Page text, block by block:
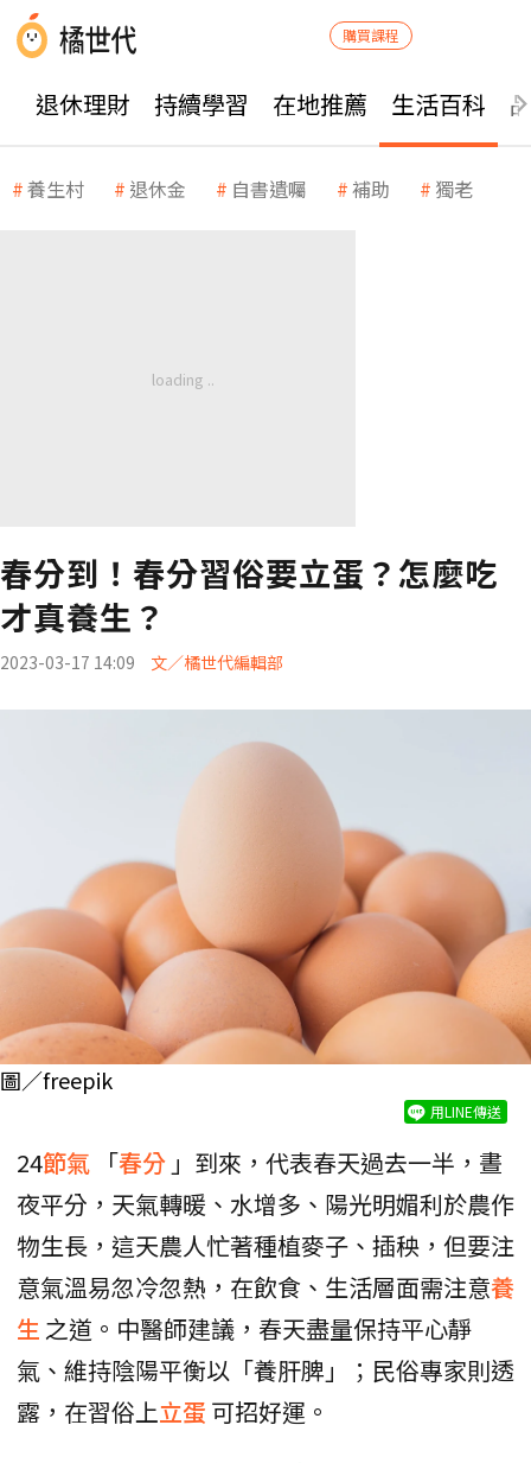
購買課程
退休理財 持續學習 在地推薦 生活百科
養生村 退休金 自書遺囑 補助 獨老
春分到！春分習俗要立蛋？怎麼吃
才真養生？
2023-03-17 14:09 文／橘世代編輯部
圖／freepik
用LINE傳送
24節氣 「春分 」到來，代表春天過去一半，晝
夜平分，天氣轉暖、水增多、陽光明媚利於農作
物生長，這天農人忙著種植麥子、插秧，但要注
意氣溫易忽冷忽熱，在飲食、生活層面需注意養
生 之道。中醫師建議，春天盡量保持平心靜
氣、維持陰陽平衡以「養肝脾」；民俗專家則透
露，在習俗上立蛋 可招好運。